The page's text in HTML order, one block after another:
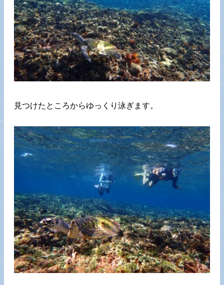
見つけたところからゆっくり泳ぎます。